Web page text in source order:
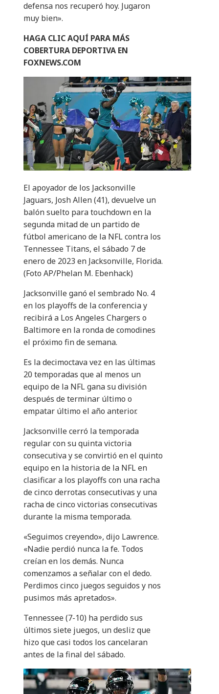
defensa nos recuperó hoy. Jugaron
muy bien».
HAGA CLIC AQUÍ PARA MÁS
COBERTURA DEPORTIVA EN
FOXNEWS.COM
El apoyador de los Jacksonville
Jaguars, Josh Allen (41), devuelve un
balón suelto para touchdown en la
segunda mitad de un partido de
fútbol americano de la NFL contra los
Tennessee Titans, el sábado 7 de
enero de 2023 en Jacksonville, Florida.
(Foto AP/Phelan M. Ebenhack)
Jacksonville ganó el sembrado No. 4
en los playoffs de la conferencia y
recibirá a Los Angeles Chargers o
Baltimore en la ronda de comodines
el próximo fin de semana.
Es la decimoctava vez en las últimas
20 temporadas que al menos un
equipo de la NFL gana su división
después de terminar último o
empatar último el año anterior.
Jacksonville cerró la temporada
regular con su quinta victoria
consecutiva y se convirtió en el quinto
equipo en la historia de la NFL en
clasificar a los playoffs con una racha
de cinco derrotas consecutivas y una
racha de cinco victorias consecutivas
durante la misma temporada.
«Seguimos creyendo», dijo Lawrence.
«Nadie perdió nunca la fe. Todos
creían en los demás. Nunca
comenzamos a señalar con el dedo.
Perdimos cinco juegos seguidos y nos
pusimos más apretados».
Tennessee (7-10) ha perdido sus
últimos siete juegos, un desliz que
hizo que casi todos los cancelaran
antes de la final del sábado.